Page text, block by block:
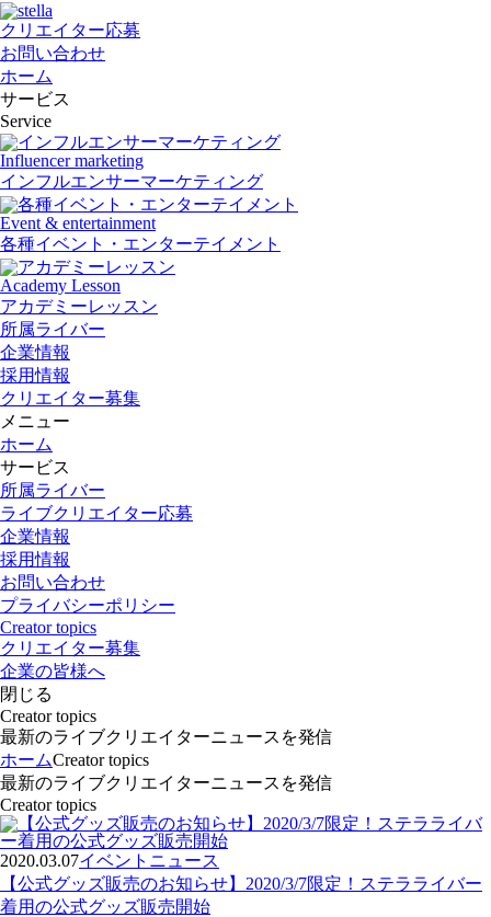
クリエイター応募
お問い合わせ
ホーム
サービス
Service
Influencer marketing
インフルエンサーマーケティング
Event & entertainment
各種イベント・エンターテイメント
Academy Lesson
アカデミーレッスン
所属ライバー
企業情報
採用情報
クリエイター募集
メニュー
ホーム
サービス
所属ライバー
ライブクリエイター応募
企業情報
採用情報
お問い合わせ
プライバシーポリシー
Creator topics
クリエイター募集
企業の皆様へ
閉じる
Creator topics
最新のライブクリエイターニュースを発信
ホームCreator topics
最新のライブクリエイターニュースを発信
Creator topics
2020.03.07イベント ニュース
【公式グッズ販売のお知らせ】2020/3/7限定！ステラライバー
着用の公式グッズ販売開始